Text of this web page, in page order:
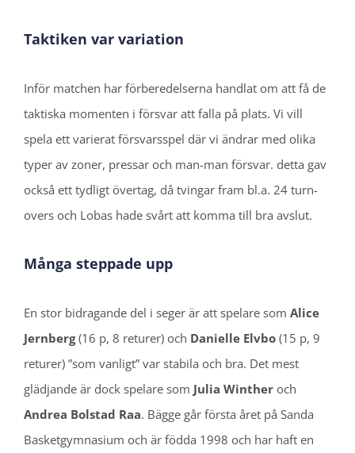
Taktiken var variation
Inför matchen har förberedelserna handlat om att få de
taktiska momenten i försvar att falla på plats. Vi vill
spela ett varierat försvarsspel där vi ändrar med olika
typer av zoner, pressar och man-man försvar. detta gav
också ett tydligt övertag, då tvingar fram bl.a. 24 turn-
overs och Lobas hade svårt att komma till bra avslut.
Många steppade upp
En stor bidragande del i seger är att spelare som Alice
Jernberg(16 p, 8 returer) och Danielle Elvbo (15 p, 9
returer) ”som vanligt” var stabila och bra. Det mest
glädjande är dock spelare som Julia Winther och
Andrea Bolstad Raa. Bägge går första året på Sanda
Basketgymnasium och är födda 1998 och har haft en